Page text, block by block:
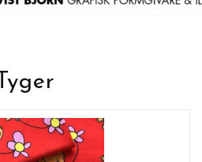
Tyger